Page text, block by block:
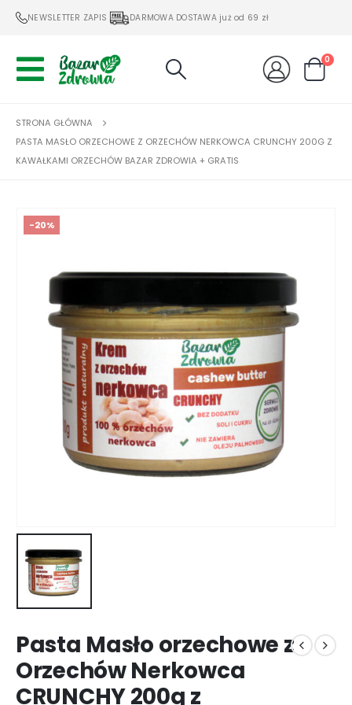
NEWSLETTER ZAPIS DARMOWA DOSTAWA już od 69 zł
0
STRONA GŁÓWNA
PASTA MASŁO ORZECHOWE Z ORZECHÓW NERKOWCA CRUNCHY 200G Z
KAWAŁKAMI ORZECHÓW BAZAR ZDROWIA + GRATIS
-20%
Pasta Masło orzechowe z
Orzechów Nerkowca
CRUNCHY 200g z